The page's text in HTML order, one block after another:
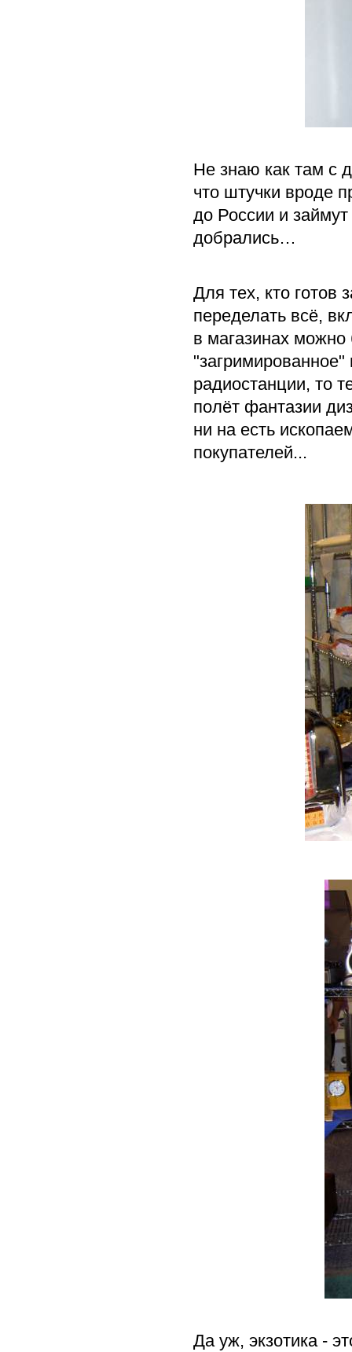
Не знаю как там с
что штучки вроде
до России и
добрались…
Для тех, кто готов
переделать всё,
в магазинах можно
радиостанции, то
полёт фантазии
ни на есть
покупателей...
Да уж, экзотика -